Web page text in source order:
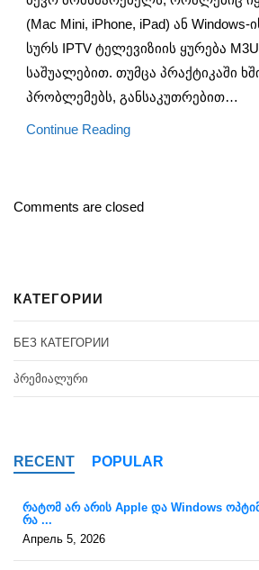
(Mac Mini, iPhone, iPad) ან
სურს IPTV ტელევიზიის ყურება
საშუალებით. თუმცა პრაქტიკაში
პრობლემებს, განსაკუთრებით…
Continue Reading
Comments are closed
КАТЕГОРИИ
БЕЗ КАТЕГОРИИ
ᲞᲠᲔᲛᲘᲐᲚᲣᲠᲘ
RECENT POPULAR
რატომ არ არის Apple და Windows
რა ...
Апрель 5, 2026